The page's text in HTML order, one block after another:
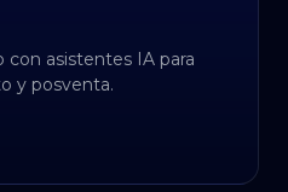
con asistentes IA para
y posventa.